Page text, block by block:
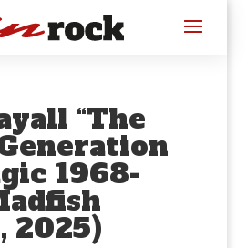
“The
1968-
2025)